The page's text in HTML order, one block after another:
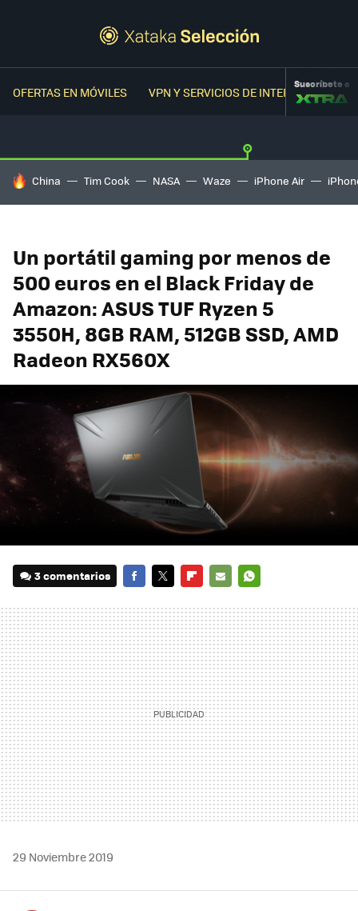
OFERTAS EN MÓVILES VPN Y SERVICIOS DE INTERNETSuscríbete a
HOY SE HABLA DE
China Tim Cook NASA Waze iPhone Air
Un portátil gaming por menos de
500 euros en el Black Friday de
Amazon: ASUS TUF Ryzen 5
3550H, 8GB RAM, 512GB SSD, AMD
Radeon RX560X
3 comentarios
MAIL
29 Noviembre 2019